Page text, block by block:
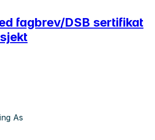
fagbrev/DSB sertifikat
As